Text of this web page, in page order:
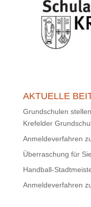
AKTUELLE
Grundschulen
Krefelder
Anmeldeverfahren
Überraschung für
Handball-
Anmeldeverfahren